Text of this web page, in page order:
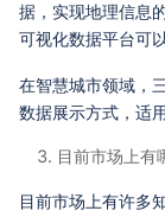
据，实现地理信息
可视化数据平台可
在智慧城市领域，
数据展示方式，适
目前市场上有
目前市场上有许多